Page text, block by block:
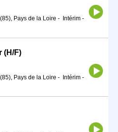
Pays de la Loire - Intérim -
(H/F)
Pays de la Loire - Intérim -